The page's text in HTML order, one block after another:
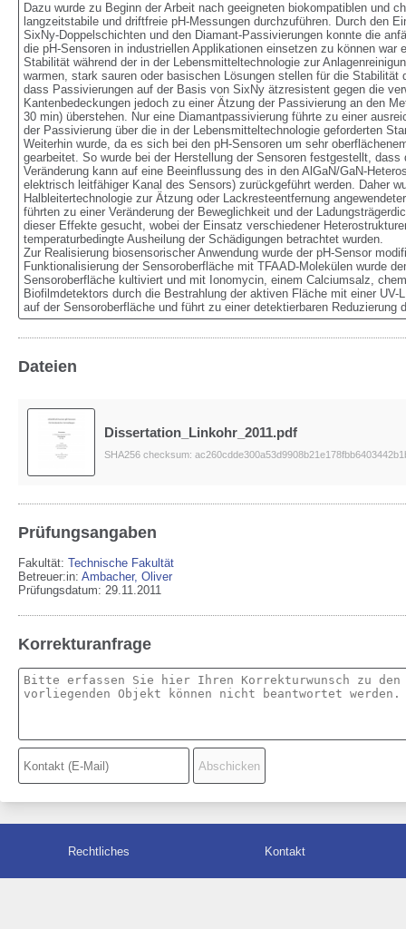
Dazu wurde zu Beginn der Arbeit nach geeigneten biokompatiblen und
langzeitstabile und driftfreie pH-Messungen durchzuführen. Durch den
SixNy-Doppelschichten und den Diamant-Passivierungen konnte die
die pH-Sensoren in industriellen Applikationen einsetzen zu können
Stabilität während der in der Lebensmitteltechnologie zur
warmen, stark sauren oder basischen Lösungen stellen für die
dass Passivierungen auf der Basis von SixNy ätzresistent gegen die
Kantenbedeckungen jedoch zu einer Ätzung der Passivierung an den
30 min) überstehen. Nur eine Diamantpassivierung führte zu einer
der Passivierung über die in der Lebensmitteltechnologie geforderten
Weiterhin wurde, da es sich bei den pH-Sensoren um sehr
gearbeitet. So wurde bei der Herstellung der Sensoren festgestellt,
Veränderung kann auf eine Beeinflussung des in den AlGaN/GaN-
elektrisch leitfähiger Kanal des Sensors) zurückgeführt werden. Daher
Halbleitertechnologie zur Ätzung oder Lackresteentfernung
führten zu einer Veränderung der Beweglichkeit und der
dieser Effekte gesucht, wobei der Einsatz verschiedener
temperaturbedingte Ausheilung der Schädigungen betrachtet wurden.
Zur Realisierung biosensorischer Anwendung wurde der pH-Sensor
Funktionalisierung der Sensoroberfläche mit TFAAD-Molekülen wurde
Sensoroberfläche kultiviert und mit Ionomycin, einem Calciumsalz,
Biofilmdetektors durch die Bestrahlung der aktiven Fläche mit einer
auf der Sensoroberfläche und führt zu einer detektierbaren Reduzierung
Dateien
Dissertation_Linkohr_2011.pdf
SHA256 checksum:
Prüfungsangaben
Fakultät: Technische Fakultät
Betreuer:in: Ambacher, Oliver
Prüfungsdatum: 29.11.2011
Korrekturanfrage
Rechtliches Kontakt